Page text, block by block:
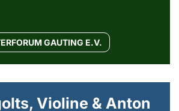
GAUTING E.V.
Violine & Anton